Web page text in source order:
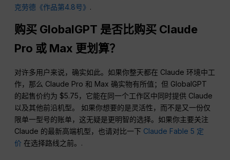
克劳德《作品第4.8号》 .
购买 GlobalGPT 是否比购买 Claude
Pro 或 Max 更划算？
对许多用户来说，确实如此。如果你整天都在 Claude 环境中工
作，那么 Claude Pro 和 Max 确实物有所值；但 GlobalGPT
的起售价约为 $5.75，它能在同一个工作区中同时提供 Claude
以及其他前沿机型。 如果你想要的是灵活性，而不是又一份仅
限单一型号的账单，这无疑是更明智的选择。如果你主要关注
Claude 的最新高端机型，也请对比一下 Claude Fable 5 定
价 在选择路线之前。.